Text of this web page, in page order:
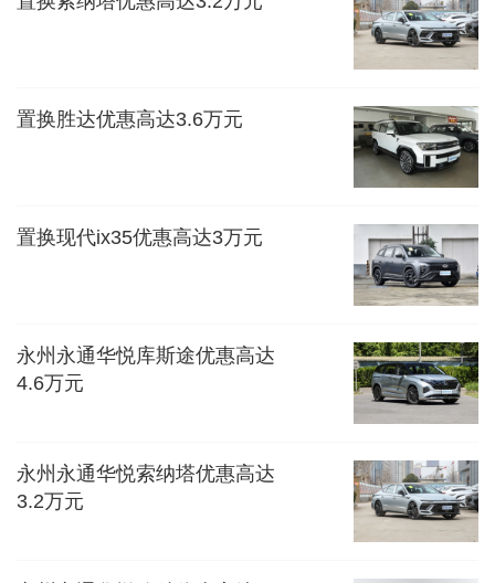
置换胜达优惠高达3.6万元
置换现代ix35优惠高达3万元
永州永通华悦库斯途优惠高达
4.6万元
永州永通华悦索纳塔优惠高达
3.2万元